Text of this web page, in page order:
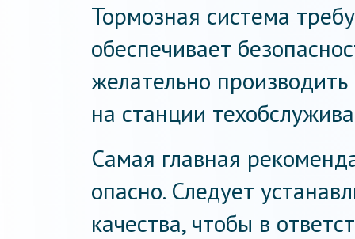
Тормозная система
обеспечивает
желательно
на станции
Самая главная
опасно. Следует
качества, чтобы в